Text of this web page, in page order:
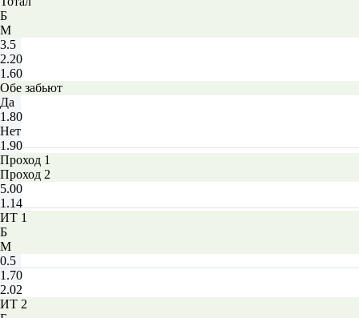
Б
М
3.5
2.20
1.60
Обе забьют
Да
1.80
Нет
1.90
Проход 1
Проход 2
5.00
1.14
ИТ 1
Б
М
0.5
1.70
2.02
ИТ 2